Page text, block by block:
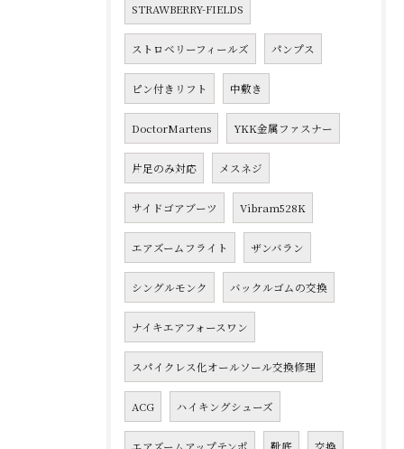
STRAWBERRY-FIELDS
ストロベリーフィールズ パンプス
ピン付きリフト 中敷き
DoctorMartens YKK金属ファスナー
片足のみ対応 メスネジ
サイドゴアブーツ Vibram528K
エアズームフライト ザンバラン
シングルモンク バックルゴムの交換
ナイキエアフォースワン
スパイクレス化オールソール交換修理
ACG ハイキングシューズ